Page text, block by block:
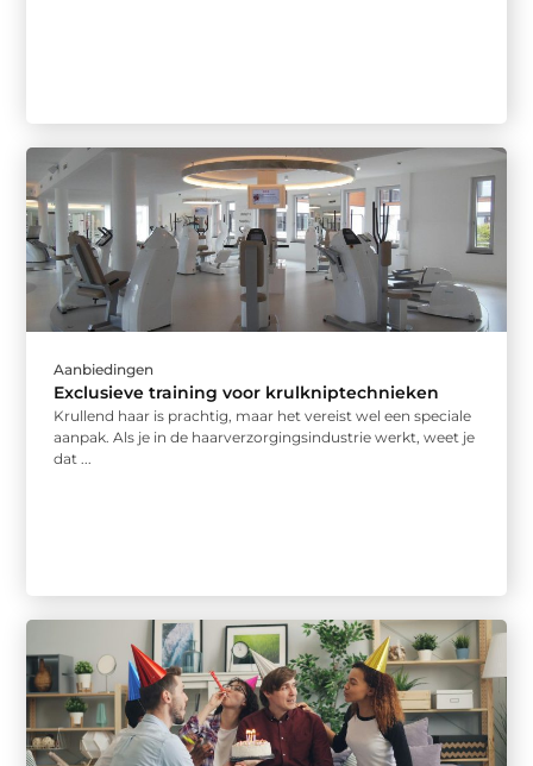
Aanbiedingen
Exclusieve training voor krulkniptechnieken
Krullend haar is prachtig, maar het vereist wel een speciale
aanpak. Als je in de haarverzorgingsindustrie werkt, weet je
dat ...